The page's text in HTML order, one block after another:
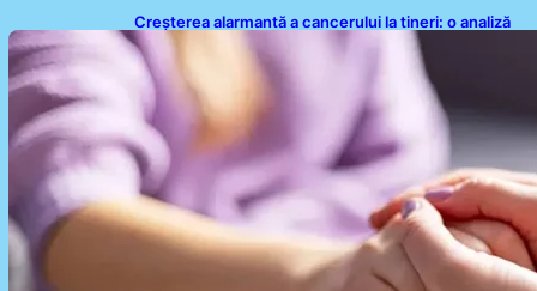
Creșterea alarmantă a cancerului la tineri: o analiză
detaliată a tendințelor globale